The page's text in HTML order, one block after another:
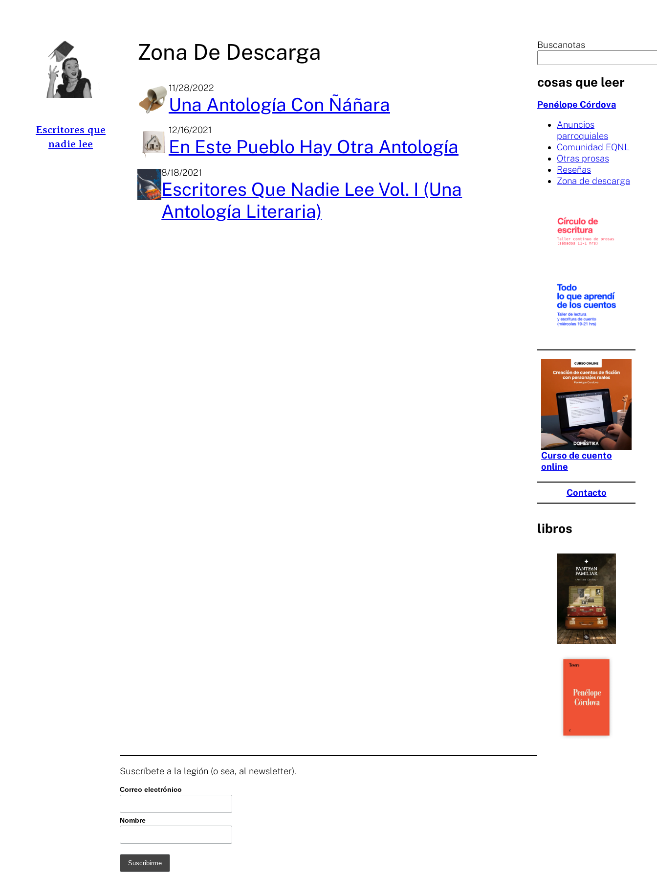
Escritores que
nadie lee
Zona De Descarga
11/28/2022
Una Antología Con Ñáñara
12/16/2021
En Este Pueblo Hay Otra Antología
8/18/2021
Escritores Que Nadie Lee Vol. I (una
Antología Literaria)
Buscanotas
cosas que leer
Penélope Córdova
Anuncios
parroquiales
Comunidad EQNL
Otras prosas
Reseñas
Zona de descarga
Curso de cuento
online
Contacto
libros
Suscríbete a la legión (o sea, al newsletter).
Correo electrónico
Nombre